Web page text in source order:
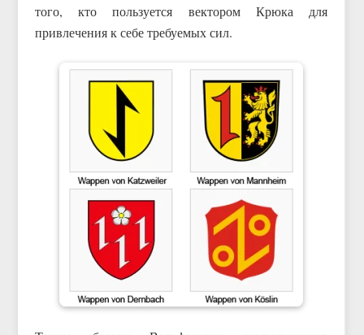
того, кто пользуется вектором Крюка для
привлечения к себе требуемых сил.